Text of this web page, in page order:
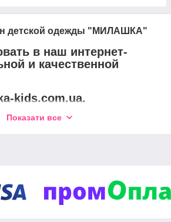
детской одежды "МИЛАШКА"
в наш интернет-
и качественной
kids.com.ua.
представлен ряд
сайте и дарите ребенку
Показати все